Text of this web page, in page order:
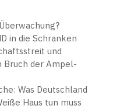
in die Schranken
und
Bruch der Ampel-
Was Deutschland
Haus tun muss